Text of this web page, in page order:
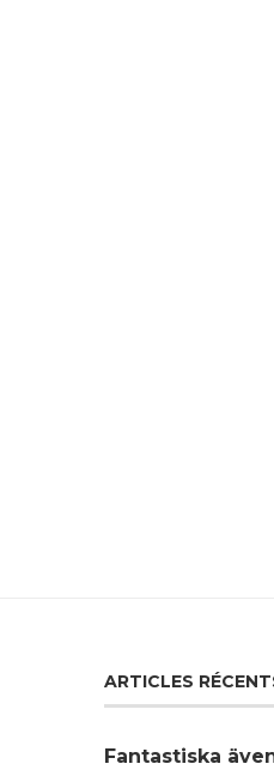
ARTICLES
Fantastiska